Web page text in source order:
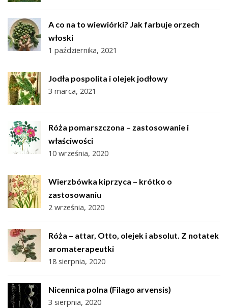
A co na to wiewiórki? Jak farbuje orzech
włoski
1 października, 2021
Jodła pospolita i olejek jodłowy
3 marca, 2021
Róża pomarszczona – zastosowanie i
właściwości
10 września, 2020
Wierzbówka kiprzyca – krótko o
zastosowaniu
2 września, 2020
Róża – attar, Otto, olejek i absolut. Z notatek
aromaterapeutki
18 sierpnia, 2020
Nicennica polna (Filago arvensis)
3 sierpnia, 2020